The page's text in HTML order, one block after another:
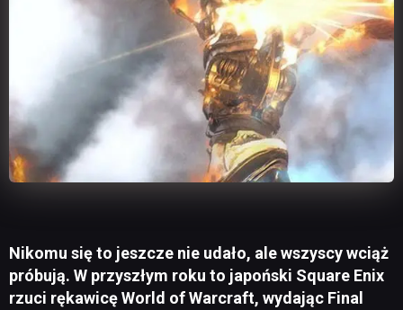
Nikomu się to jeszcze nie udało, ale wszyscy wciąż
próbują. W przyszłym roku to japoński Square Enix
rzuci rękawicę World of Warcraft, wydając Final